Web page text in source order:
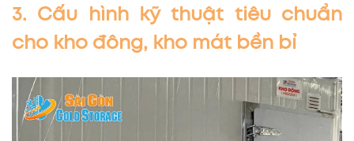
3. Cấu hình kỹ thuật tiêu chuẩn
cho kho đông, kho mát bền bỉ